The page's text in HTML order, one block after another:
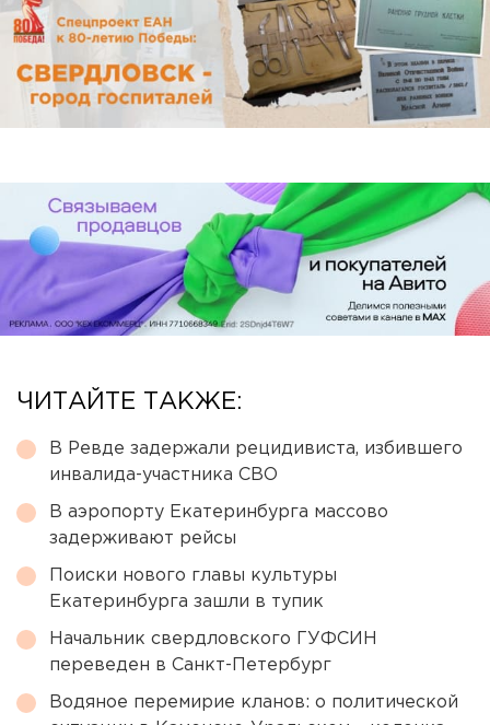
ЧИТАЙТЕ ТАКЖЕ:
В Ревде задержали рецидивиста, избившего
инвалида-участника СВО
В аэропорту Екатеринбурга массово
задерживают рейсы
Поиски нового главы культуры
Екатеринбурга зашли в тупик
Начальник свердловского ГУФСИН
переведен в Санкт-Петербург
Водяное перемирие кланов: о политической